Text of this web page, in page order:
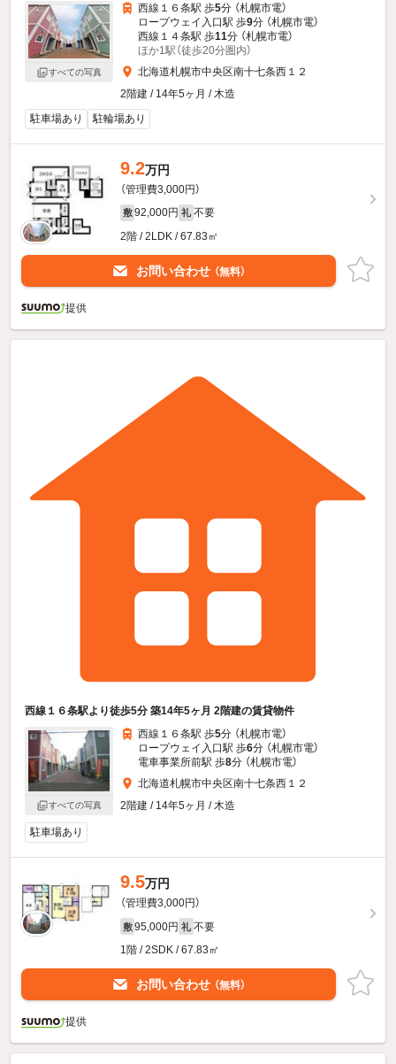
すべての写真
西線１６条駅 歩5分 （札幌市電）
ロープウェイ入口駅 歩9分 （札幌市電）
西線１４条駅 歩11分 （札幌市電）
ほか1駅（徒歩20分圏内）
北海道札幌市中央区南十七条西１２
2階建 / 14年5ヶ月 / 木造
駐車場あり
駐輪場あり
9.2万円
（管理費3,000円）
敷 92,000円 礼 不要
2階 / 2LDK / 67.83㎡
お問い合わせ （無料）
提供
西線１６条駅より徒歩5分 築14年5ヶ月 2階建の賃貸物件
すべての写真
西線１６条駅 歩5分 （札幌市電）
ロープウェイ入口駅 歩6分 （札幌市電）
電車事業所前駅 歩8分 （札幌市電）
北海道札幌市中央区南十七条西１２
2階建 / 14年5ヶ月 / 木造
駐車場あり
9.5万円
（管理費3,000円）
敷 95,000円 礼 不要
1階 / 2SDK / 67.83㎡
お問い合わせ （無料）
提供